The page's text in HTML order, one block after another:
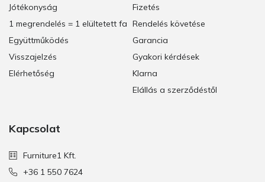
Jótékonyság
1 megrendelés = 1 elültetett fa
Együttműködés
Visszajelzés
Elérhetőség
Fizetés
Rendelés követése
Garancia
Gyakori kérdések
Klarna
Elállás a szerződéstől
Kapcsolat
Furniture1 Kft.
+36 1 550 7624